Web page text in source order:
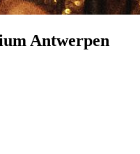
Antwerpen